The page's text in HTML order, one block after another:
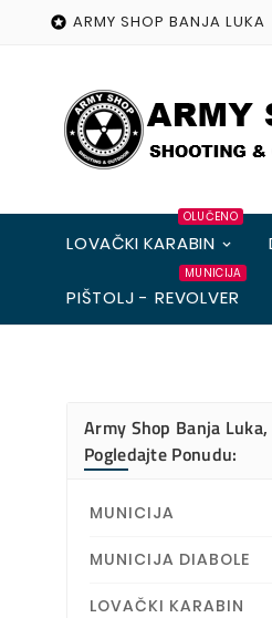
 ARMY SHOP BANJA LUKA
LOVAČKI KARABIN
OLUČENO
PIŠTOLJ - REVOLVER
MUNICIJA
Army Shop Banja Luka,
Pogledajte Ponudu:
MUNICIJA
MUNICIJA DIABOLE
LOVAČKI KARABIN